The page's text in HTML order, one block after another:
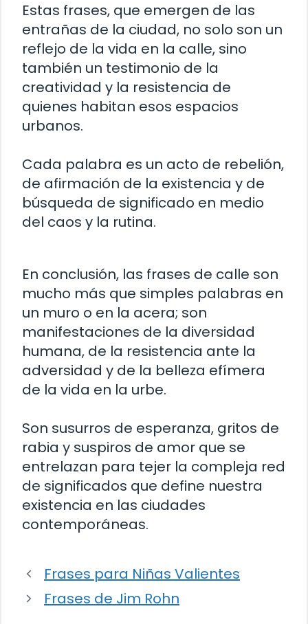
Estas frases, que emergen de las
entrañas de la ciudad, no solo son un
reflejo de la vida en la calle, sino
también un testimonio de la
creatividad y la resistencia de
quienes habitan esos espacios
urbanos.
Cada palabra es un acto de rebelión,
de afirmación de la existencia y de
búsqueda de significado en medio
del caos y la rutina.
En conclusión, las frases de calle son
mucho más que simples palabras en
un muro o en la acera; son
manifestaciones de la diversidad
humana, de la resistencia ante la
adversidad y de la belleza efímera
de la vida en la urbe.
Son susurros de esperanza, gritos de
rabia y suspiros de amor que se
entrelazan para tejer la compleja red
de significados que define nuestra
existencia en las ciudades
contemporáneas.
Frases para Niñas Valientes
Frases de Jim Rohn